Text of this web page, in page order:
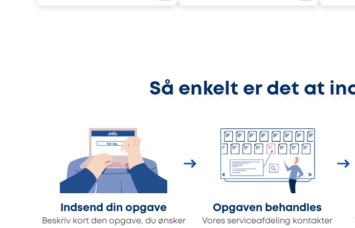
Så enkelt er det at
Indsend din opgave
Beskriv kort den opgave, du ønsker
Opgaven behandles
Vores serviceafdeling kontakter